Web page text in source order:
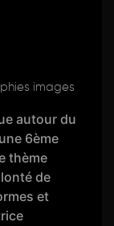
images
autour du
6ème
thème
de
et